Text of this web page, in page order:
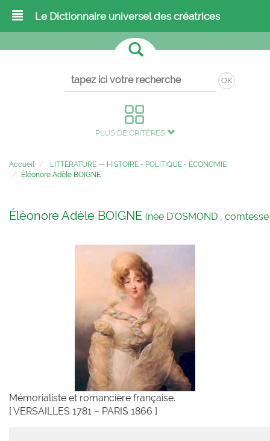
Le Dictionnaire universel des créatrices
OK
PLUS DE CRITÈRES
Accueil LITTÉRATURE — HISTOIRE - POLITIQUE - ÉCONOMIE
Éléonore Adèle BOIGNE
Éléonore Adèle BOIGNE (née D’OSMOND , comtesse
Mémorialiste et romancière française.
[ VERSAILLES 1781 – PARIS 1866 ]